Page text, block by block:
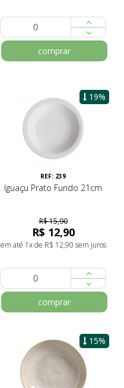
comprar
19%
REF: 239
Iguaçu Prato Fundo 21cm
R$ 15,90
R$ 12,90
em até 1x de R$ 12,90 sem juros
comprar
15%